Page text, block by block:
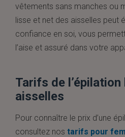
vêtements sans manches ou
lisse et net des aisselles peut
confiance en soi, vous
l’aise et assuré dans votre
Tarifs de
aisselles
Pour connaître le prix d’une
consultez nos tarifs pour